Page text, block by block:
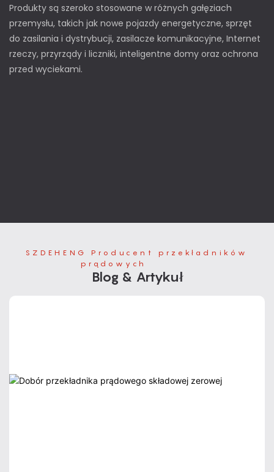
Produkty są szeroko stosowane w różnych gałęziach
przemysłu, takich jak nowe pojazdy energetyczne, sprzęt
do zasilania i dystrybucji, zasilacze komunikacyjne, Internet
rzeczy, przyrządy i liczniki, inteligentne domy oraz ochrona
przed wyciekami.
SZDEHENG Producent przekładników
prądowych
Blog & Artykuł